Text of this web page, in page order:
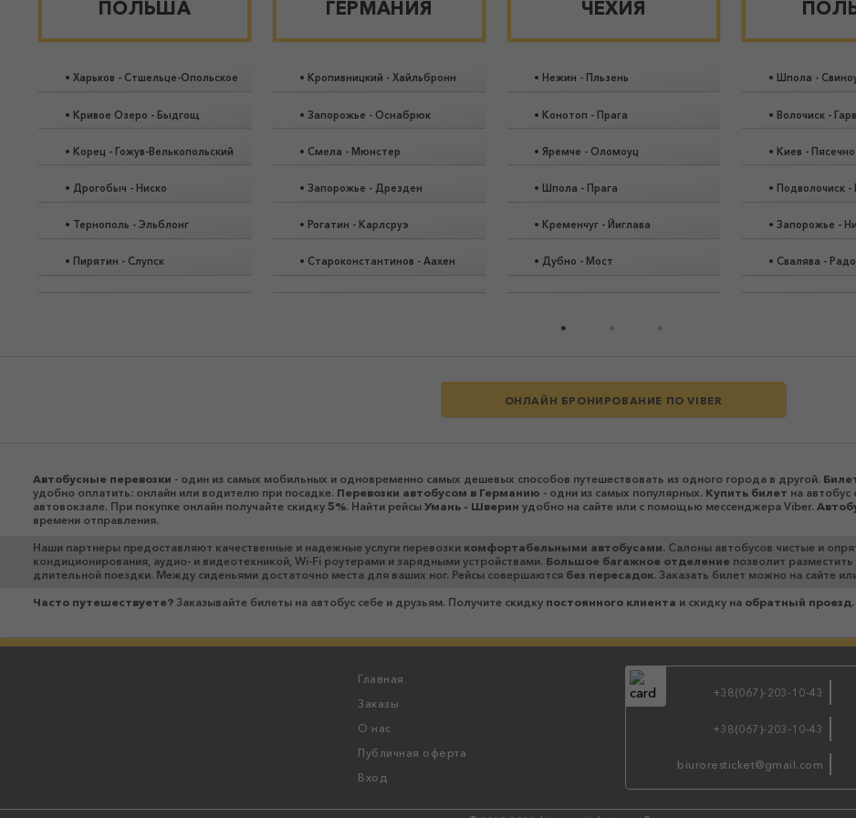
ПОЛЬША
• Харьков - Стшельце-Опольское
• Кривое Озеро - Быдгощ
• Корец - Гожув-Велькопольский
• Дрогобыч - Ниско
• Тернополь - Эльблонг
• Пирятин - Слупск
ГЕРМАНИЯ
• Кропивницкий - Хайльбронн
• Запорожье - Оснабрюк
• Смела - Мюнстер
• Запорожье - Дрезден
• Рогатин - Карлсруэ
• Староконстантинов - Аахен
ЧЕХИЯ
• Нежин - Пльзень
• Конотоп - Прага
• Яремче - Оломоуц
• Шпола - Прага
• Кременчуг - Йиглава
• Дубно - Мост
• Шпола -
• Волочиск -
• Киев - Пясечно
• Подволочиск -
• Запорожье -
• Свалява -
ОНЛАЙН БРОНИРОВАНИЕ ПО VIBER
Автобусные перевозки - один из самых мобильных и одновременно самых дешевых способов путешествовать из одного города в другой.
удобно оплатить: онлайн или водителю при посадке. Перевозки автобусом в Германию - одни из самых популярных. Купить билет на
автовокзале. При покупке онлайн получайте скидку 5%. Найти рейсы Умань - Шверин удобно на сайте или с помощью мессенджера Viber.
времени отправления.
Наши партнеры предоставляют качественные и надежные услуги перевозки комфортабельными автобусами. Салоны автобусов чистые и
кондиционирования, аудио- и видеотехникой, Wi-Fi роутерами и зарядными устройствами. Большое багажное отделение позволит
длительной поездки. Между сиденьями достаточно места для ваших ног. Рейсы совершаются без пересадок. Заказать билет можно на сайте
Часто путешествуете? Заказывайте билеты на автобус себе и друзьям. Получите скидку постоянного клиента и скидку на обратный проезд
Главная
Заказы
О нас
Публичная оферта
Вход
+38(067)-203-10-43
+38(067)-203-10-43
biuroresticket@gmail.com